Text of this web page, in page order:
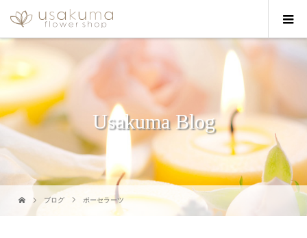
Usakuma Blog
ブログ ポーセラーツ